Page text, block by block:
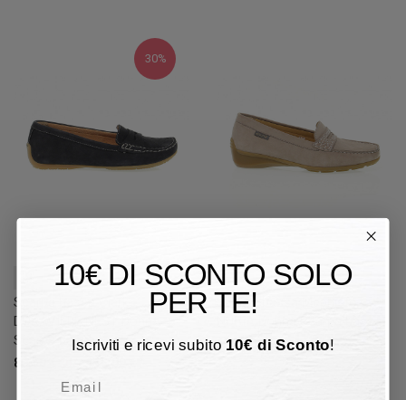
30%
Scarpa bassa Clarks
DORAVILLE NEST Donna
Scarpa bassa
80,50 €
41
Scarpa bassa Mephisto
159,00 €
10€ DI SCONTO SOLO
PER TE!
Iscriviti e ricevi subito 10€ di Sconto!